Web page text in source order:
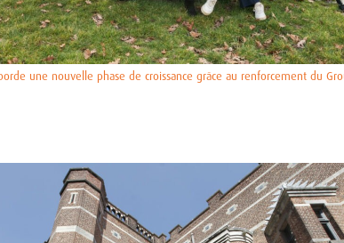
une nouvelle phase de croissance grâce au renforcement du